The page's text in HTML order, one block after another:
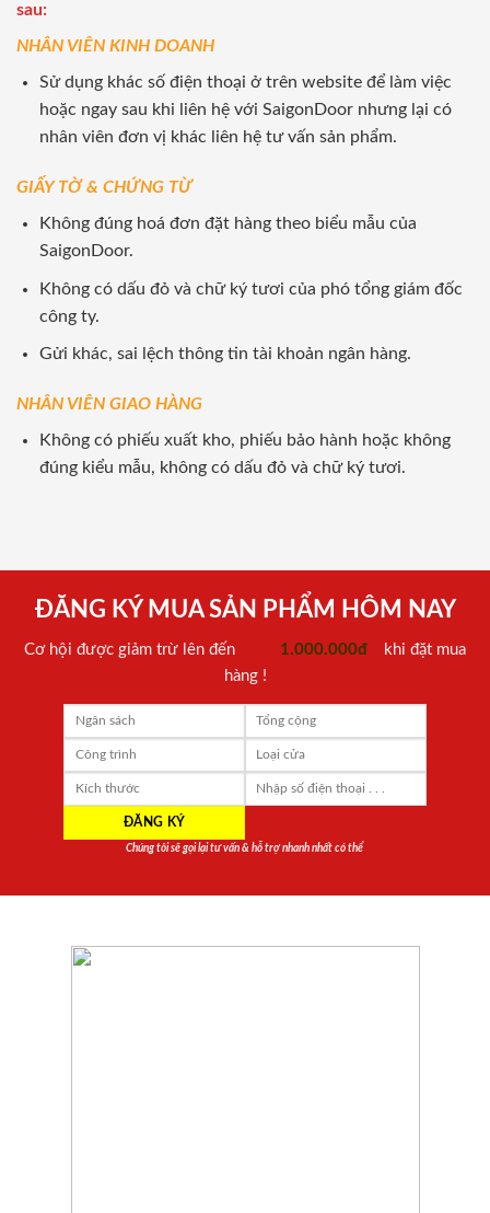
sau:
NHÂN VIÊN KINH DOANH
Sử dụng khác số điện thoại ở trên website để làm việc
hoặc ngay sau khi liên hệ với SaigonDoor nhưng lại có
nhân viên đơn vị khác liên hệ tư vấn sản phẩm.
GIẤY TỜ & CHỨNG TỪ
Không đúng hoá đơn đặt hàng theo biểu mẫu của
SaigonDoor.
Không có dấu đỏ và chữ ký tươi của phó tổng giám đốc
công ty.
Gửi khác, sai lệch thông tin tài khoản ngân hàng.
NHÂN VIÊN GIAO HÀNG
Không có phiếu xuất kho, phiếu bảo hành hoặc không
đúng kiểu mẫu, không có dấu đỏ và chữ ký tươi.
ĐĂNG KÝ MUA SẢN PHẨM HÔM NAY
Cơ hội được giảm trừ lên đến 1.000.000đ
khi đặt mua
hàng !
Chúng tôi sẽ gọi lại tư vấn & hỗ trợ nhanh nhất có thể